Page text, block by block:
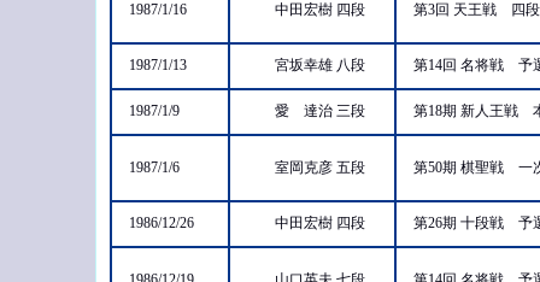
1987/1/16 中田宏樹 四段 第3回 天王戦 四
1987/1/13 宮坂幸雄 八段 第14回 名将戦
1987/1/9 愛 達治 三段 第18期 新人王戦
1987/1/6 室岡克彦 五段 第50期 棋聖戦 一
1986/12/26 中田宏樹 四段 第26期 十段戦 予